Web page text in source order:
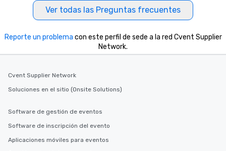
Ver todas las Preguntas frecuentes
Reporte un problema con este perfil de sede a la red Cvent Supplier
Network.
Cvent Supplier Network
Soluciones en el sitio (Onsite Solutions)
Software de gestión de eventos
Software de inscripción del evento
Aplicaciones móviles para eventos